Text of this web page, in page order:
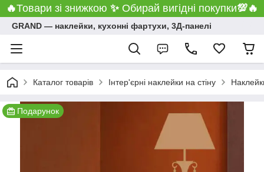
🔥Товари зі знижкою ✨ Обирай вигідні покупки💯🔥
GRAND ― наклейки, кухонні фартухи, 3Д-панелі
Каталог товарів Інтер'єрні наклейки на стіну
Подарунок